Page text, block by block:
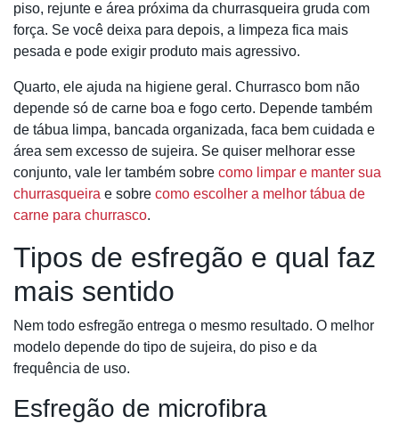
piso, rejunte e área próxima da churrasqueira gruda com
força. Se você deixa para depois, a limpeza fica mais
pesada e pode exigir produto mais agressivo.
Quarto, ele ajuda na higiene geral. Churrasco bom não
depende só de carne boa e fogo certo. Depende também
de tábua limpa, bancada organizada, faca bem cuidada e
área sem excesso de sujeira. Se quiser melhorar esse
conjunto, vale ler também sobre como limpar e manter sua
churrasqueira e sobre como escolher a melhor tábua de
carne para churrasco.
Tipos de esfregão e qual faz
mais sentido
Nem todo esfregão entrega o mesmo resultado. O melhor
modelo depende do tipo de sujeira, do piso e da
frequência de uso.
Esfregão de microfibra